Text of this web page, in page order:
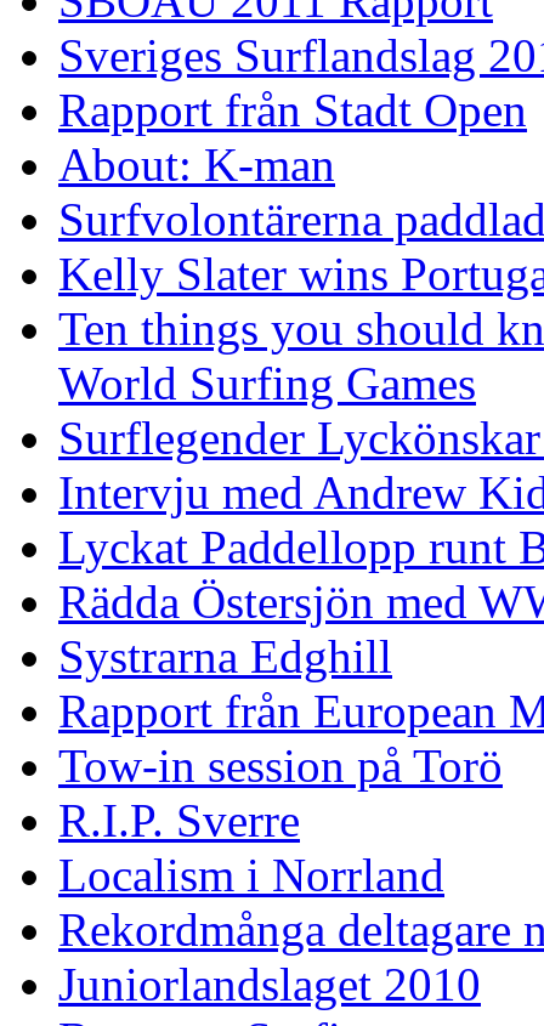
Sveriges Surflandslag
Rapport från Stadt Open
About: K-man
Surfvolontärerna
Kelly Slater wins
Ten things you should
World Surfing Games
Surflegender
Intervju med Andrew
Lyckat Paddellopp runt
Rädda Östersjön med
Systrarna Edghill
Rapport från European
Tow-in session på Torö
R.I.P. Sverre
Localism i Norrland
Rekordmånga deltagare
Juniorlandslaget 2010